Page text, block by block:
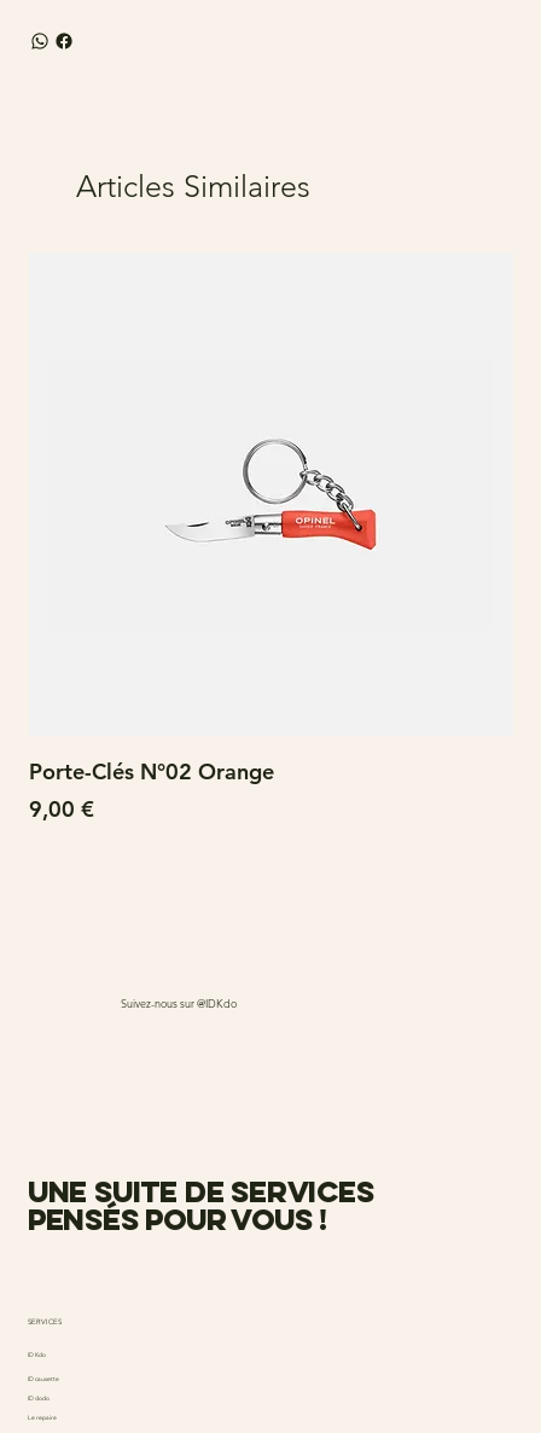
Articles Similaires
Porte-Clés N°02 Orange
Prix
9,00 €
Suivez-nous sur @IDKdo
une suite de services
pensés pour vous !
SERVICES
ID Kdo
ID causette
ID dodo
Le repaire